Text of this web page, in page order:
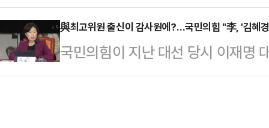
역…
슬라는 1월 1966대, BYD는 1347
BMW, 메르세데스-벤츠에 이어 판
올랐다.수입차 '탑5' 안에 나란히
와 비…
에서 다량의 돈 봉투가 주최 측에
착된 가운데, 주진우 국민의힘 의원
상임위에 상정해 논의해야 한다고
스북에 "서영교 의원의 출판기념회
與최고위원 출신이 감사원에?…국민의힘 "李, '김혜
국민의힘이 지난 대선 당시 이재명
는 실장직을 역임하고 더불어민주